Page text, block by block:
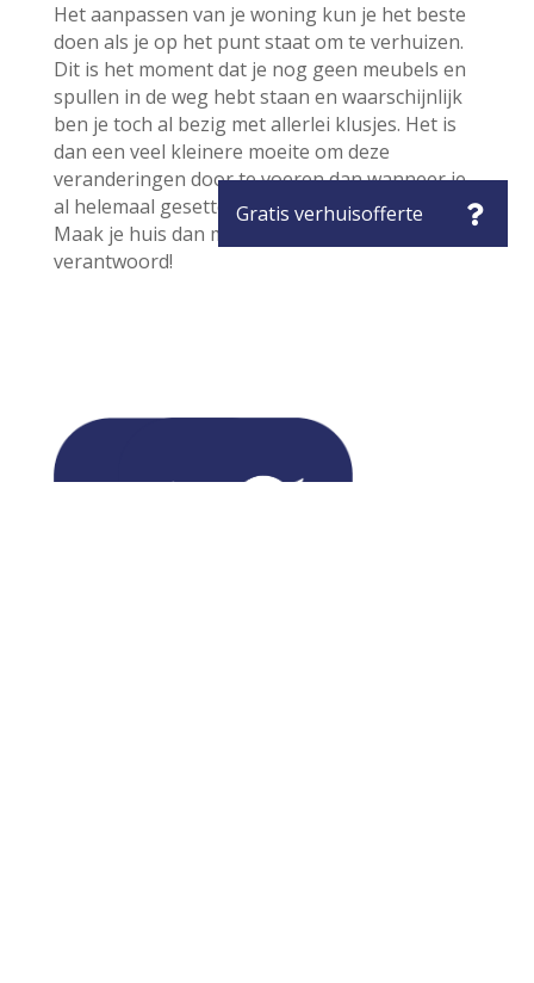
Het aanpassen van je woning kun je het beste
doen als je op het punt staat om te verhuizen.
Dit is het moment dat je nog geen meubels en
spullen in de weg hebt staan en waarschijnlijk
ben je toch al bezig met allerlei klusjes. Het is
dan een veel kleinere moeite om deze
veranderingen door te voeren dan wanneer je
al helemaal gesetteld bent. Ga je verhuizen?
Maak je huis dan meteen ecologisch
verantwoord!